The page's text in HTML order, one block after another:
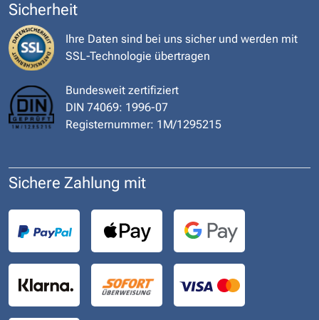
Sicherheit
Ihre Daten sind bei uns sicher und werden mit
SSL-Technologie übertragen
Bundesweit zertifiziert
DIN 74069: 1996-07
Registernummer: 1M/1295215
Sichere Zahlung mit